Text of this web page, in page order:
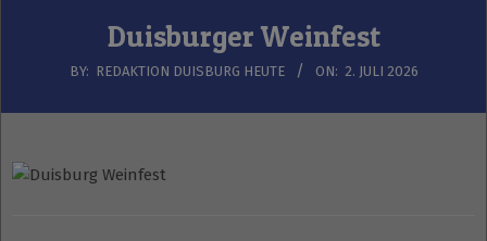
Duisburger Weinfest
BY: REDAKTION DUISBURG HEUTE ON: 2. JULI 2026